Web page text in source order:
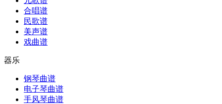
合唱谱
民歌谱
美声谱
戏曲谱
器乐
钢琴曲谱
电子琴曲谱
手风琴曲谱